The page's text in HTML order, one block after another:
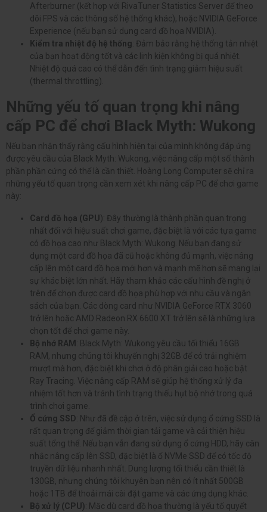
Afterburner (kết hợp với RivaTuner Statistics Server để theo
dõi FPS và các thông số hệ thống khác), hoặc NVIDIA GeForce
Experience (nếu bạn sử dụng card đồ họa NVIDIA).
Kiểm tra nhiệt độ hệ thống: Đảm bảo rằng hệ thống tản nhiệt
của bạn hoạt động tốt và các linh kiện không bị quá nhiệt.
Nhiệt độ quá cao có thể dẫn đến tình trạng giảm hiệu suất
(thermal throttling).
Những yếu tố quan trọng khi nâng
cấp PC để chơi Black Myth: Wukong
Nếu bạn nhận thấy rằng cấu hình hiện tại của mình không đáp ứng
được yêu cầu của Black Myth: Wukong, việc nâng cấp một số thành
phần phần cứng có thể là cần thiết. Hoàng Long Computer sẽ chỉ ra
những yếu tố quan trọng cần xem xét khi nâng cấp PC để chơi game
này:
Card đồ họa (GPU): Đây thường là thành phần quan trọng
nhất đối với hiệu suất chơi game, đặc biệt là với các tựa game
có đồ họa cao như Black Myth: Wukong. Nếu bạn đang sử
dụng một card đồ họa đã cũ hoặc không đủ mạnh, việc nâng
cấp lên một card đồ họa mới hơn và mạnh mẽ hơn sẽ mang lại
sự khác biệt lớn nhất. Hãy tham khảo các cấu hình đề nghị ở
trên để chọn được card đồ họa phù hợp với nhu cầu và ngân
sách của bạn. Các dòng card như NVIDIA GeForce RTX 3060
trở lên hoặc AMD Radeon RX 6600 XT trở lên sẽ là những lựa
chọn tốt để chơi game này.
Bộ nhớ RAM : Black Myth: Wukong yêu cầu tối thiểu 16GB
RAM, nhưng chúng tôi khuyến nghị 32GB để có trải nghiệm
mượt mà hơn, đặc biệt khi chơi ở độ phân giải cao hoặc bật
Ray Tracing. Việc nâng cấp RAM sẽ giúp hệ thống xử lý đa
nhiệm tốt hơn và tránh tình trạng thiếu hụt bộ nhớ trong quá
trình chơi game.
Ổ cứng SSD: Như đã đề cập ở trên, việc sử dụng ổ cứng SSD là
rất quan trọng để giảm thời gian tải game và cải thiện hiệu
suất tổng thể. Nếu bạn vẫn đang sử dụng ổ cứng HDD, hãy cân
nhắc nâng cấp lên SSD, đặc biệt là ổ NVMe SSD để có tốc độ
truyền dữ liệu nhanh nhất. Dung lượng tối thiểu cần thiết là
130GB, nhưng chúng tôi khuyên bạn nên có ít nhất 500GB
hoặc 1TB để thoải mái cài đặt game và các ứng dụng khác.
Bộ xử lý (CPU): Mặc dù card đồ họa thường là yếu tố quyết